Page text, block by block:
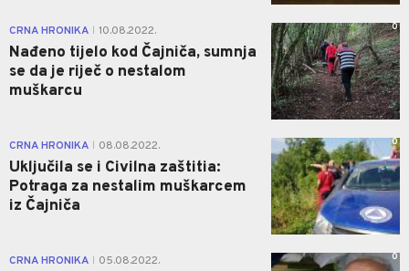
CRNA HRONIKA 10.08.2022.
Nađeno tijelo kod Čajniča, sumnja
se da je riječ o nestalom
muškarcu
0
CRNA HRONIKA 08.08.2022.
Uključila se i Civilna zaštitia:
Potraga za nestalim muškarcem
iz Čajniča
0
CRNA HRONIKA 05.08.2022. 0